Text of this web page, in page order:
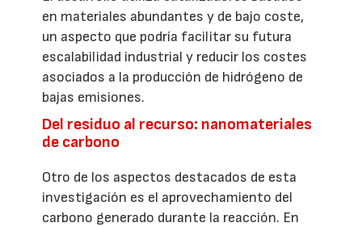
en materiales abundantes y de bajo coste,
un aspecto que podría facilitar su futura
escalabilidad industrial y reducir los costes
asociados a la producción de hidrógeno de
bajas emisiones.
Del residuo al recurso: nanomateriales
de carbono
Otro de los aspectos destacados de esta
investigación es el aprovechamiento del
carbono generado durante la reacción. En